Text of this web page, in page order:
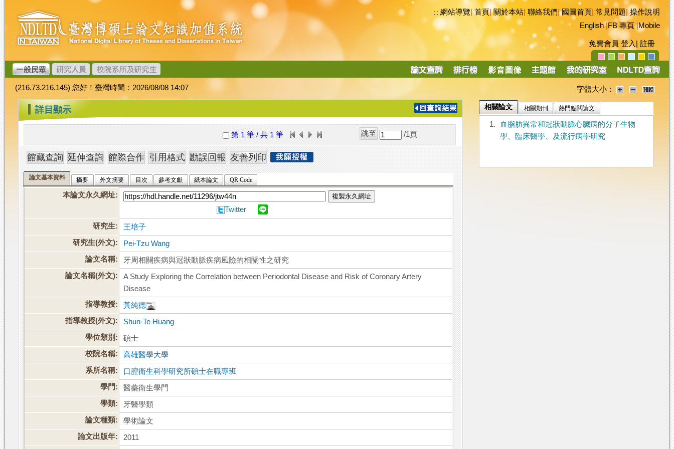
跳
到
主
要
內
容
臺
灣
博
碩
士
論
文
加
值
系
統
::: 網站導覽|首頁|關於本站 聯絡我們|國圖首頁 常見問題|操作說明
English|FB 專頁|Mobile
免費會員 登入 註冊
導
(216.73.216.145) 您好！臺灣時間：2026/08/08 14:07 字體大小：
::: 詳目顯示
第 1 筆 / 共 1 筆 /1 頁
論文基本資料 摘要 外文摘要 目次 參考文獻 紙本論文 QR Code
本論文永久網址: 複製永久網址
Twitter
研究生:
王培子
研究生(外文):
Pei-Tzu Wang
論文名稱:
牙周相關疾病與冠狀動脈疾病風險的相關性之研究
論文名稱(外文):
A Study Exploring the Correlation between Periodontal Disease and Risk of Coronary Artery
Disease
指導教授:
黃純德
指導教授(外文):
Shun-Te Huang
學位類別:
碩士
校院名稱:
高雄醫學大學
系所名稱:
口腔衛生科學研究所碩士在職專班
學門:
醫藥衛生學門
學類:
牙醫學類
論文種類:
學術論文
論文出版年:
2011
相關論文 相關期刊 熱門點閱論文
1.
血脂肪異常和冠狀動脈心臟病的分子生物
學、臨床醫學、及流行病學研究